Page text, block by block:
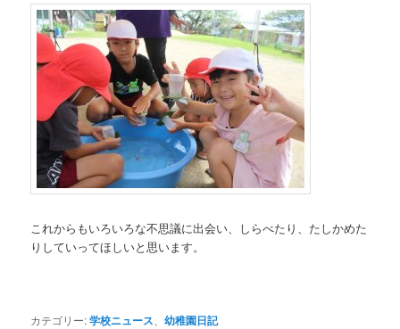
これからもいろいろな不思議に出会い、しらべたり、たしかめた
りしていってほしいと思います。
カテゴリー:学校ニュース 、幼稚園日記